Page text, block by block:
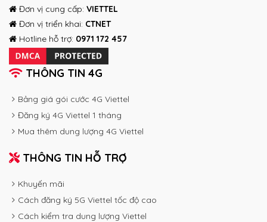
Đơn vị cung cấp: VIETTEL
Đơn vị triển khai: CTNET
Hotline hỗ trợ: 0971 172 457
THÔNG TIN 4G
Bảng giá gói cước 4G Viettel
Đăng ký 4G Viettel 1 tháng
Mua thêm dung lượng 4G Viettel
THÔNG TIN HỖ TRỢ
Khuyến mãi
Cách đăng ký 5G Viettel tốc độ cao
Cách kiểm tra dung lượng Viettel